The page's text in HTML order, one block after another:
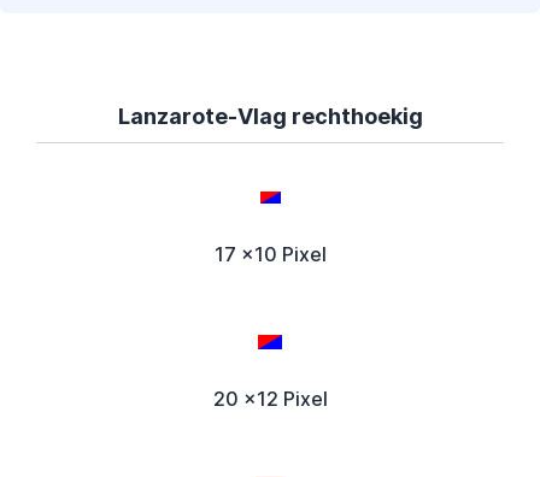
Lanzarote-Vlag rechthoekig
17 x10 Pixel
20 x12 Pixel